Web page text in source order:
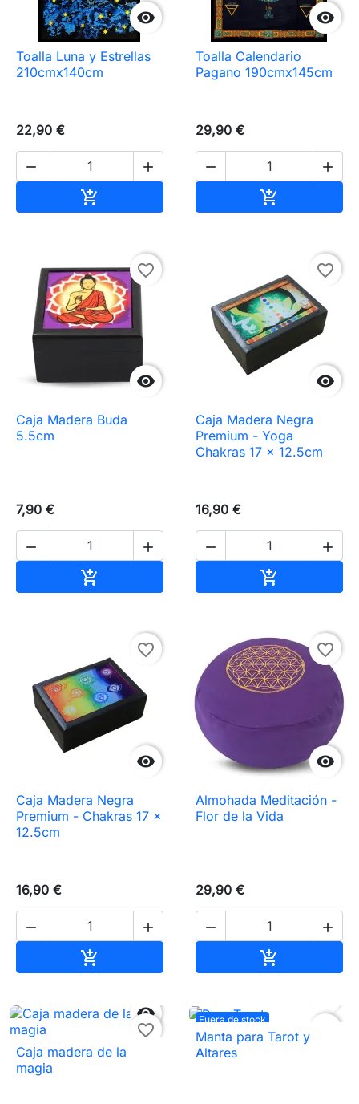

Toalla Luna y Estrellas
210cmx140cm
22,90 €
 


Toalla Calendario
Pagano 190cmx145cm
29,90 €
 


favorite_border
Caja Madera Buda
5.5cm
7,90 €
 


favorite_border
Caja Madera Negra
Premium - Yoga
Chakras 17 x 12.5cm
16,90 €
 


favorite_border
Caja Madera Negra
Premium - Chakras 17 x
12.5cm
16,90 €
 


favorite_border
Almohada Meditación -
Flor de la Vida
29,90 €
 


favorite_border
Caja madera de la
magia
Fuera de stock
Manta para Tarot y
Altares